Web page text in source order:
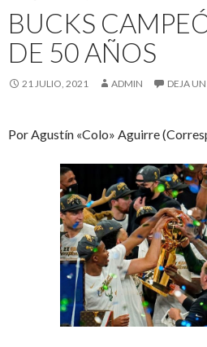
BUCKS
DE 50 AÑOS
21 JULIO, 2021 ADMIN DEJA
Por Agustín «Colo» Aguirre